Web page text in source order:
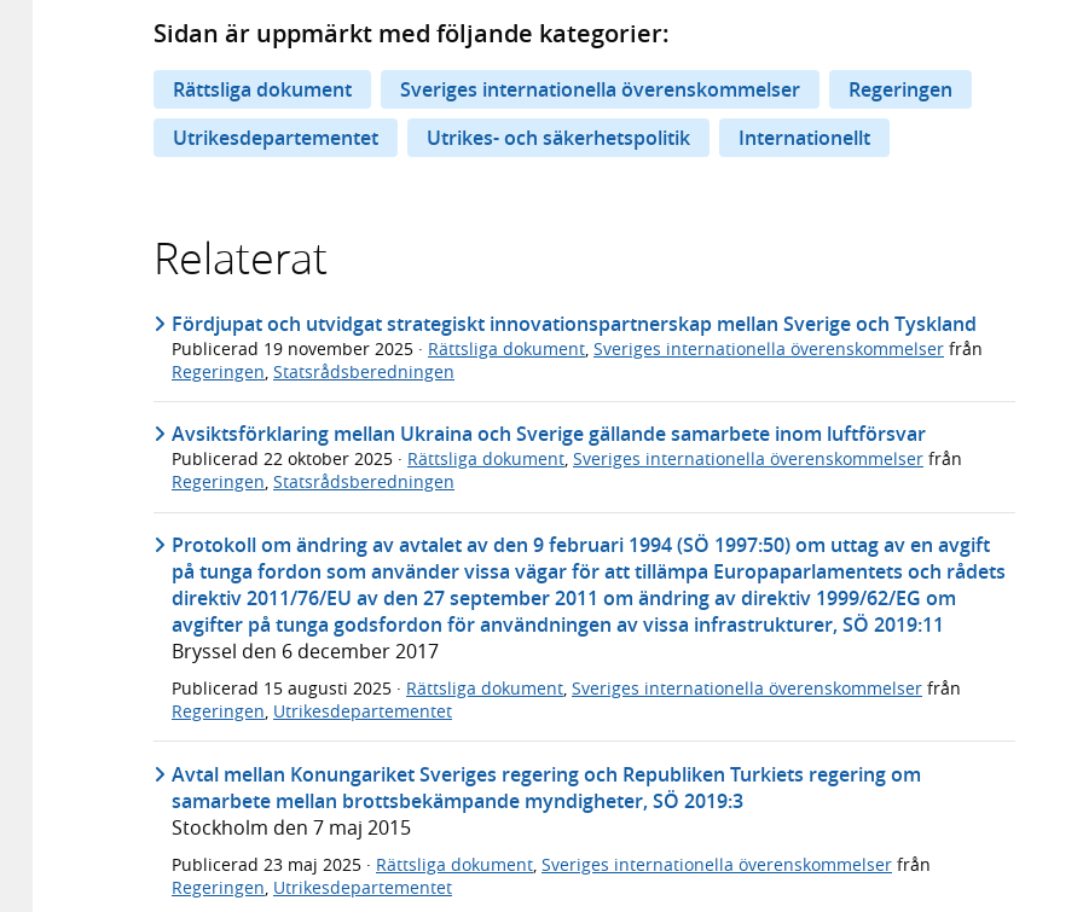
Sidan är uppmärkt med följande kategorier:
Rättsliga dokument Sveriges internationella överenskommelser
Regeringen
Utrikesdepartementet
Utrikes- och säkerhetspolitik Internationellt
Relaterat
Fördjupat och utvidgat strategiskt innovationspartnerskap mellan Sverige och Tyskland
Publicerad 19 november 2025 · Rättsliga dokument Sveriges internationella överenskommelser från
Regeringen Statsrådsberedningen
Avsiktsförklaring mellan Ukraina och Sverige gällande samarbete inom luftförsvar
Publicerad 22 oktober 2025 · Rättsliga dokument, Sveriges internationella överenskommelser från
Regeringen, Statsrådsberedningen
Protokoll om ändring av avtalet av den 9 februari 1994 (SÖ 1997:50) om uttag av en avgift
på tunga fordon som använder vissa vägar för att tillämpa Europaparlamentets och rådets
direktiv 2011/76/EU av den 27 september 2011 om ändring av direktiv 1999/62/EG om
avgifter på tunga godsfordon för användningen av vissa infrastrukturer, SÖ 2019:11
Bryssel den 6 december 2017
Publicerad 15 augusti 2025 · Rättsliga dokument, Sveriges internationella överenskommelser från
Regeringen, Utrikesdepartementet
Avtal mellan Konungariket Sveriges regering och Republiken Turkiets regering om
samarbete mellan brottsbekämpande myndigheter, SÖ 2019:3
Stockholm den 7 maj 2015
Publicerad 23 maj 2025 · Rättsliga dokument Sveriges internationella överenskommelser från
Regeringen Utrikesdepartementet